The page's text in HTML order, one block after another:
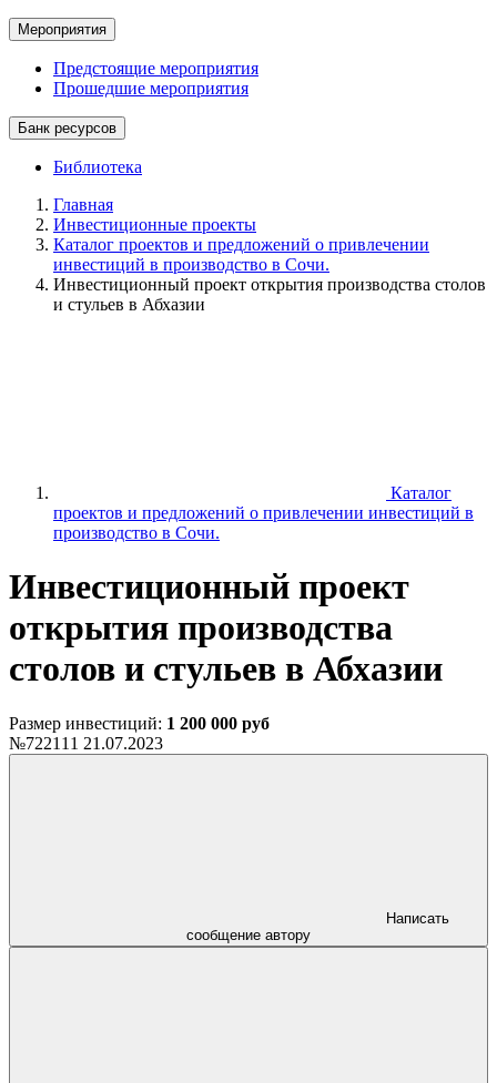
Мероприятия
Предстоящие мероприятия
Прошедшие мероприятия
Банк ресурсов
Библиотека
Главная
Инвестиционные проекты
Каталог проектов и предложений о привлечении
инвестиций в производство в Сочи.
Инвестиционный проект открытия производства столов
и стульев в Абхазии
Каталог
проектов и предложений о привлечении инвестиций в
производство в Сочи.
Инвестиционный проект
открытия производства
столов и стульев в Абхазии
Размер инвестиций: 1 200 000 руб
№722111 21.07.2023
сообщение автору